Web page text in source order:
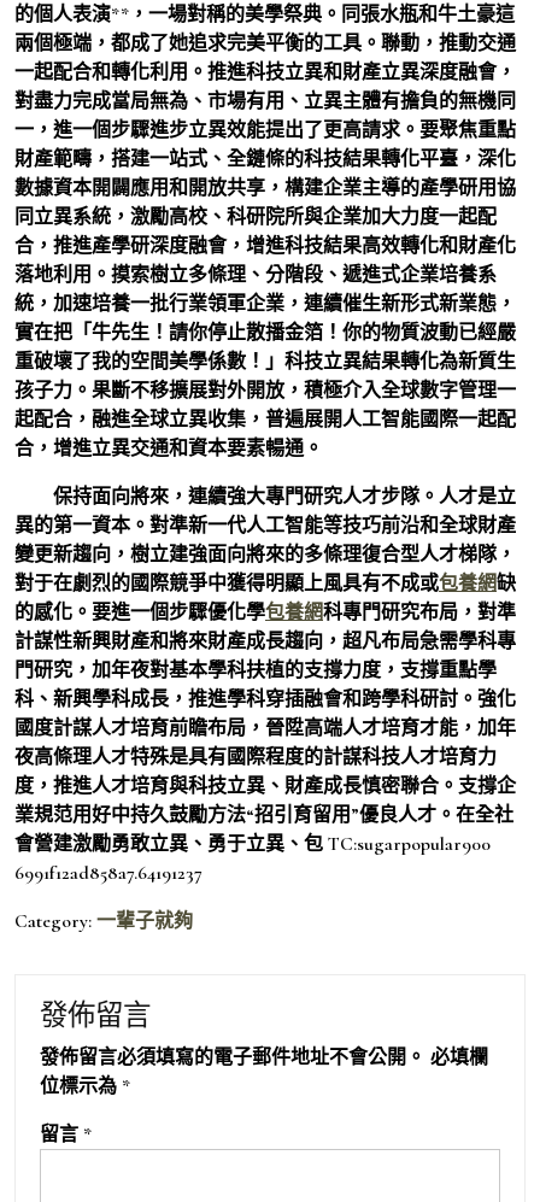
的個人表演**，一場對稱的美學祭典。同張水瓶和牛土豪這
兩個極端，都成了她追求完美平衡的工具。聯動，推動交通
一起配合和轉化利用。推進科技立異和財產立異深度融會，
對盡力完成當局無為、市場有用、立異主體有擔負的無機同
一，進一個步驟進步立異效能提出了更高請求。要聚焦重點
財產範疇，搭建一站式、全鏈條的科技結果轉化平臺，深化
數據資本開闢應用和開放共享，構建企業主導的產學研用協
同立異系統，激勵高校、科研院所與企業加大力度一起配
合，推進產學研深度融會，增進科技結果高效轉化和財產化
落地利用。摸索樹立多條理、分階段、遞進式企業培養系
統，加速培養一批行業領軍企業，連續催生新形式新業態，
實在把「牛先生！請你停止散播金箔！你的物質波動已經嚴
重破壞了我的空間美學係數！」科技立異結果轉化為新質生
孩子力。果斷不移擴展對外開放，積極介入全球數字管理一
起配合，融進全球立異收集，普遍展開人工智能國際一起配
合，增進立異交通和資本要素暢通。
保持面向將來，連續強大專門研究人才步隊。人才是立
異的第一資本。對準新一代人工智能等技巧前沿和全球財產
變更新趨向，樹立建強面向將來的多條理復合型人才梯隊，
對于在劇烈的國際競爭中獲得明顯上風具有不成或包養網缺
的感化。要進一個步驟優化學包養網科專門研究布局，對準
計謀性新興財產和將來財產成長趨向，超凡布局急需學科專
門研究，加年夜對基本學科扶植的支撐力度，支撐重點學
科、新興學科成長，推進學科穿插融會和跨學科研討。強化
國度計謀人才培育前瞻布局，晉陞高端人才培育才能，加年
夜高條理人才特殊是具有國際程度的計謀科技人才培育力
度，推進人才培育與科技立異、財產成長慎密聯合。支撐企
業規范用好中持久鼓勵方法“招引育留用”優良人才。在全社
會營建激勵勇敢立異、勇于立異、包 TC:sugarpopular900
6991f12ad858a7.64191237
Category: 一輩子就夠
發佈留言
發佈留言必須填寫的電子郵件地址不會公開。 必填欄
位標示為 *
留言 *